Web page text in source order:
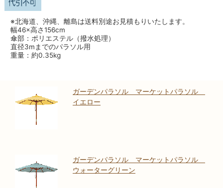
※北海道、沖縄、離島は送料別途お見積もりいたします。
幅46×高さ156cm
傘部：ポリエステル（撥水処理）
直径3mまでのパラソル用
重量：約0.35kg
ガーデンパラソル マーケットパラソル
イエロー
ガーデンパラソル マーケットパラソル
ウォーターグリーン